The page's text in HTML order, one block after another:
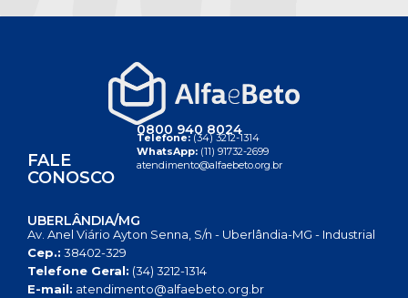
FALE
CONOSCO
0800 940 8024
Telefone:(34) 3212-1314
WhatsApp: (11) 91732-2699
atendimento@alfaebeto.org.br
UBERLÂNDIA/MG
Av. Anel Viário Ayton Senna, S/n - Uberlândia-MG - Industrial
Cep.: 38402-329
Telefone Geral: (34) 3212-1314
E-mail: atendimento@alfaebeto.org.br